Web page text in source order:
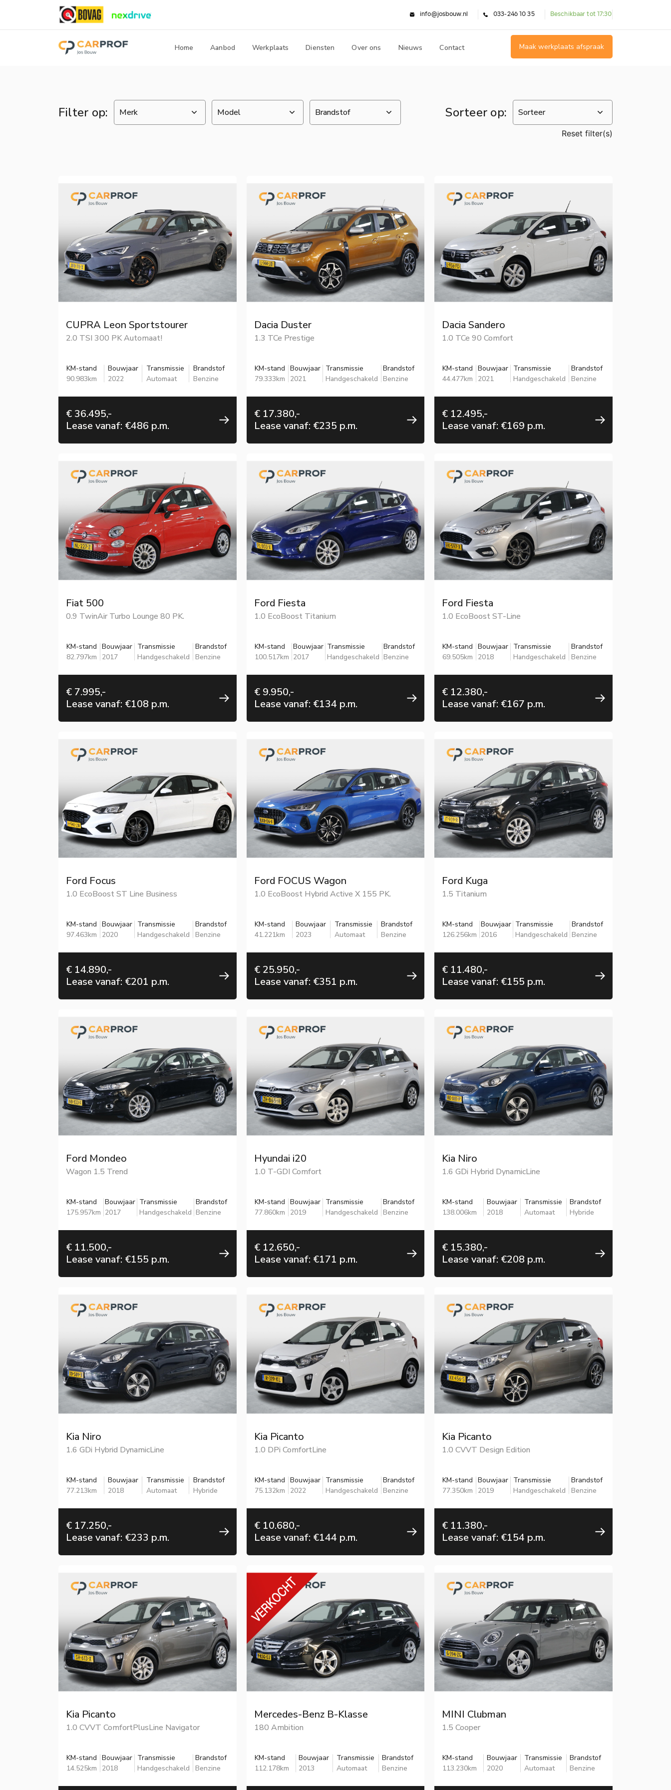
info@josbouw.nl 033-246 10 35 Beschikbaar tot 17:30
Home Aanbod Werkplaats Diensten Over ons Nieuws Contact Maak werkplaats afspraak
Filter op: Sorteer op:
Reset filter(s)
CUPRA Leon Sportstourer
2.0 TSI 300 PK Automaat!
KM-stand
90.983km
Bouwjaar
2022
Transmissie
Automaat
Brandstof
Benzine
€ 36.495,-
Lease vanaf: €486 p.m.
Dacia Duster
1.3 TCe Prestige
KM-stand
79.333km
Bouwjaar
2021
Transmissie
Handgeschakeld
Brandstof
Benzine
€ 17.380,-
Lease vanaf: €235 p.m.
Dacia Sandero
1.0 TCe 90 Comfort
KM-stand
44.477km
Bouwjaar
2021
Transmissie
Handgeschakeld
Brandstof
Benzine
€ 12.495,-
Lease vanaf: €169 p.m.
Fiat 500
0.9 TwinAir Turbo Lounge 80 PK.
KM-stand
82.797km
Bouwjaar
2017
Transmissie
Handgeschakeld
Brandstof
Benzine
€ 7.995,-
Lease vanaf: €108 p.m.
Ford Fiesta
1.0 EcoBoost Titanium
KM-stand
100.517km
Bouwjaar
2017
Transmissie
Handgeschakeld
Brandstof
Benzine
€ 9.950,-
Lease vanaf: €134 p.m.
Ford Fiesta
1.0 EcoBoost ST-Line
KM-stand
69.505km
Bouwjaar
2018
Transmissie
Handgeschakeld
Brandstof
Benzine
€ 12.380,-
Lease vanaf: €167 p.m.
Ford Focus
1.0 EcoBoost ST Line Business
KM-stand
97.463km
Bouwjaar
2020
Transmissie
Handgeschakeld
Brandstof
Benzine
€ 14.890,-
Lease vanaf: €201 p.m.
Ford FOCUS Wagon
1.0 EcoBoost Hybrid Active X 155 PK.
KM-stand
41.221km
Bouwjaar
2023
Transmissie
Automaat
Brandstof
Benzine
€ 25.950,-
Lease vanaf: €351 p.m.
Ford Kuga
1.5 Titanium
KM-stand
126.256km
Bouwjaar
2016
Transmissie
Handgeschakeld
Brandstof
Benzine
€ 11.480,-
Lease vanaf: €155 p.m.
Ford Mondeo
Wagon 1.5 Trend
KM-stand
175.957km
Bouwjaar
2017
Transmissie
Handgeschakeld
Brandstof
Benzine
€ 11.500,-
Lease vanaf: €155 p.m.
Hyundai i20
1.0 T-GDI Comfort
KM-stand
77.860km
Bouwjaar
2019
Transmissie
Handgeschakeld
Brandstof
Benzine
€ 12.650,-
Lease vanaf: €171 p.m.
Kia Niro
1.6 GDi Hybrid DynamicLine
KM-stand
138.006km
Bouwjaar
2018
Transmissie
Automaat
Brandstof
Hybride
€ 15.380,-
Lease vanaf: €208 p.m.
Kia Niro
1.6 GDi Hybrid DynamicLine
KM-stand
77.213km
Bouwjaar
2018
Transmissie
Automaat
Brandstof
Hybride
€ 17.250,-
Lease vanaf: €233 p.m.
Kia Picanto
1.0 DPi ComfortLine
KM-stand
75.132km
Bouwjaar
2022
Transmissie
Handgeschakeld
Brandstof
Benzine
€ 10.680,-
Lease vanaf: €144 p.m.
Kia Picanto
1.0 CVVT Design Edition
KM-stand
77.350km
Bouwjaar
2019
Transmissie
Handgeschakeld
Brandstof
Benzine
€ 11.380,-
Lease vanaf: €154 p.m.
Kia Picanto
1.0 CVVT ComfortPlusLine Navigator
KM-stand
14.525km
Bouwjaar
2018
Transmissie
Handgeschakeld
Brandstof
Benzine
Mercedes-Benz B-Klasse
180 Ambition
KM-stand
112.178km
Bouwjaar
2013
Transmissie
Automaat
Brandstof
Benzine
MINI Clubman
1.5 Cooper
KM-stand
113.230km
Bouwjaar
2020
Transmissie
Automaat
Brandstof
Benzine